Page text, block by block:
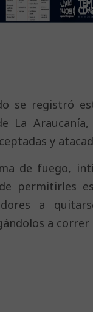
se registró
La
y
de fuego,
permitirles
a
a